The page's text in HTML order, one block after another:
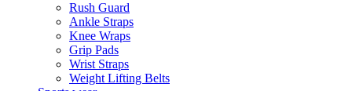
Rush Guard
Ankle Straps
Knee Wraps
Grip Pads
Wrist Straps
Weight Lifting Belts